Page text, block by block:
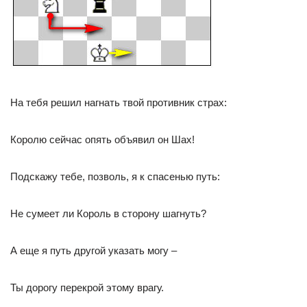
На тебя решил нагнать твой противник страх:
Королю сейчас опять объявил он Шах!
Подскажу тебе, позволь, я к спасенью путь:
Не сумеет ли Король в сторону шагнуть?
А еще я путь другой указать могу –
Ты дорогу перекрой этому врагу.